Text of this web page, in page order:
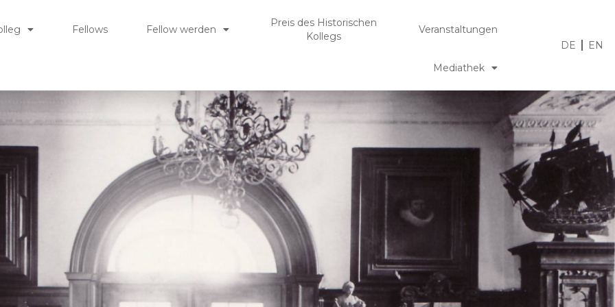
Fellows Fellow werden
Preis des Historischen
Kollegs
Veranstaltungen
Mediathek
DE EN